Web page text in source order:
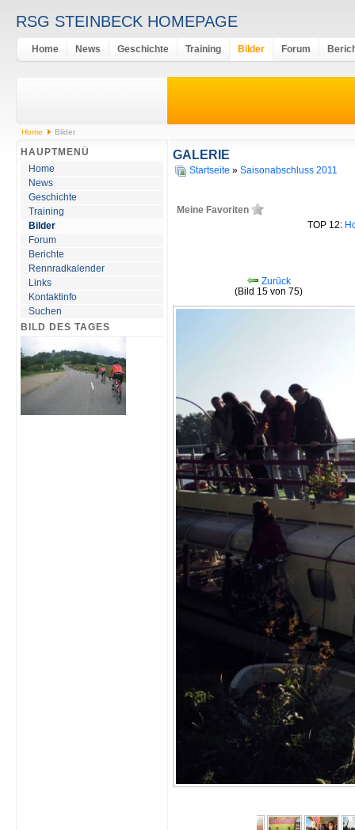
RSG STEINBECK HOMEPAGE
Home News Geschichte Training Bilder Forum
Home Bilder
HAUPTMENÜ
Home
News
Geschichte
Training
Bilder
Forum
Berichte
Rennradkalender
Links
Kontaktinfo
Suchen
BILD DES TAGES
GALERIE
Startseite » Saisonabschluss 2011
Meine Favoriten
TOP 12:
Zurück
(Bild 15 von 75)